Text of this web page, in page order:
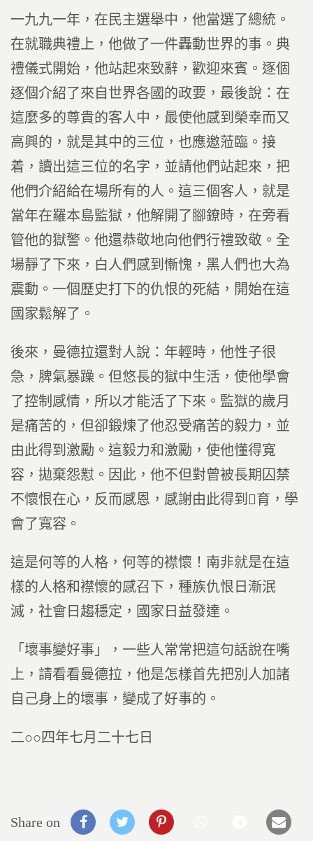
一九九一年，在民主選舉中，他當選了總統。
在就職典禮上，他做了一件轟動世界的事。典
禮儀式開始，他站起來致辭，歡迎來賓。逐個
逐個介紹了來自世界各國的政要，最後說：在
這麼多的尊貴的客人中，最使他感到榮幸而又
高興的，就是其中的三位，也應邀蒞臨。接
着，讀出這三位的名字，並請他們站起來，把
他們介紹給在場所有的人。這三個客人，就是
當年在羅本島監獄，他解開了腳鐐時，在旁看
管他的獄警。他還恭敬地向他們行禮致敬。全
場靜了下來，白人們感到慚愧，黑人們也大為
震動。一個歷史打下的仇恨的死結，開始在這
國家鬆解了。
後來，曼德拉還對人說：年輕時，他性子很
急，脾氣暴躁。但悠長的獄中生活，使他學會
了控制感情，所以才能活了下來。監獄的歲月
是痛苦的，但卻鍛煉了他忍受痛苦的毅力，並
由此得到激勵。這毅力和激勵，使他懂得寬
容，拋棄怨懟。因此，他不但對曾被長期囚禁
不懷恨在心，反而感恩，感謝由此得到育，學
會了寬容。
這是何等的人格，何等的襟懷！南非就是在這
樣的人格和襟懷的感召下，種族仇恨日漸泯
滅，社會日趨穩定，國家日益發達。
「壞事變好事」，一些人常常把這句話說在嘴
上，請看看曼德拉，他是怎樣首先把別人加諸
自己身上的壞事，變成了好事的。
二○○四年七月二十七日
Share on